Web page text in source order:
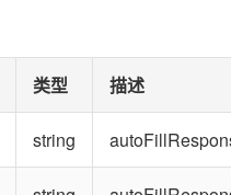
类型 描述
string